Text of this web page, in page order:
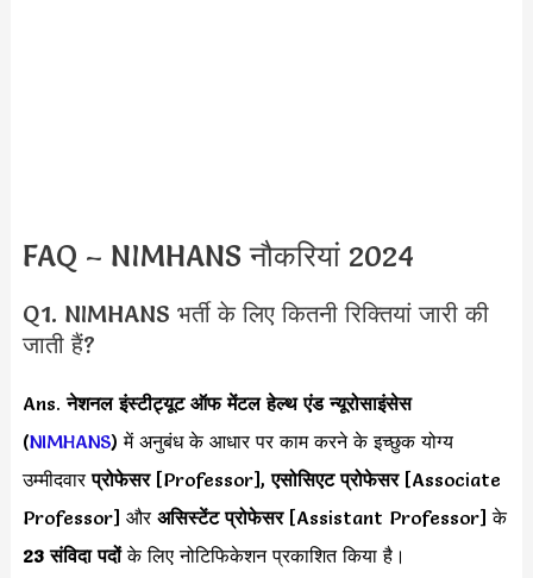
FAQ – NIMHANS नौकरियां 2024
Q1. NIMHANS भर्ती के लिए कितनी रिक्तियां जारी की
जाती हैं?
Ans.नेशनल इंस्टीट्यूट ऑफ मेंटल हेल्थ एंड न्यूरोसाइंसेस
(NIMHANS) में अनुबंध के आधार पर काम करने के इच्छुक योग्य
उम्मीदवारप्रोफेसर[Professor],एसोसिएट प्रोफेसर[Associate
Professor] और असिस्टेंट प्रोफेसर[Assistant Professor] के
23 संविदा पदोंके लिए नोटिफिकेशन प्रकाशित किया है।